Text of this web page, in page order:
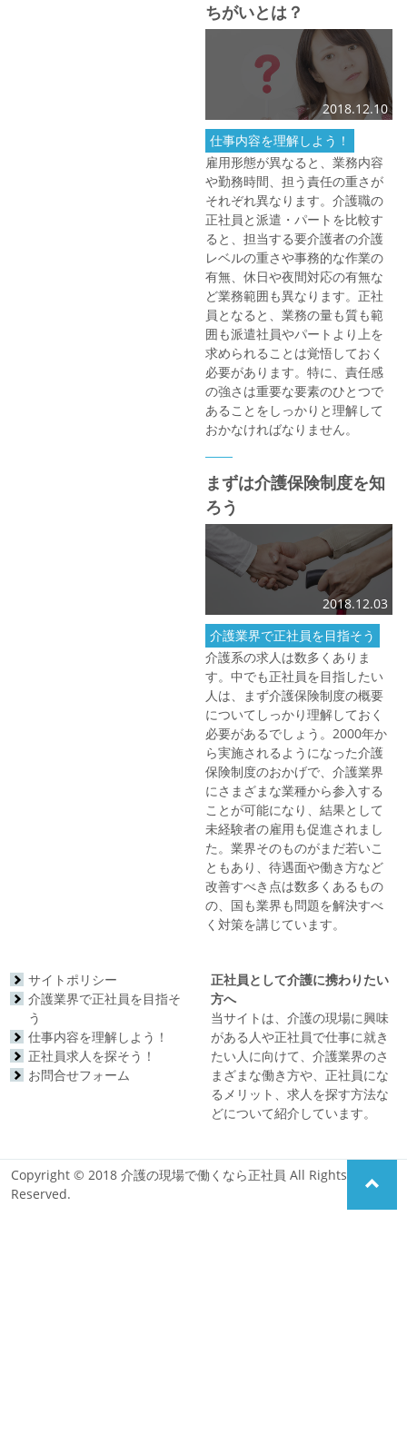
ちがいとは？
2018.12.10
仕事内容を理解しよう！
雇用形態が異なると、業務内容
や勤務時間、担う責任の重さが
それぞれ異なります。介護職の
正社員と派遣・パートを比較す
ると、担当する要介護者の介護
レベルの重さや事務的な作業の
有無、休日や夜間対応の有無な
ど業務範囲も異なります。正社
員となると、業務の量も質も範
囲も派遣社員やパートより上を
求められることは覚悟しておく
必要があります。特に、責任感
の強さは重要な要素のひとつで
あることをしっかりと理解して
おかなければなりません。
まずは介護保険制度を知
ろう
2018.12.03
介護業界で正社員を目指そう
介護系の求人は数多くありま
す。中でも正社員を目指したい
人は、まず介護保険制度の概要
についてしっかり理解しておく
必要があるでしょう。2000年か
ら実施されるようになった介護
保険制度のおかげで、介護業界
にさまざまな業種から参入する
ことが可能になり、結果として
未経験者の雇用も促進されまし
た。業界そのものがまだ若いこ
ともあり、待遇面や働き方など
改善すべき点は数多くあるもの
の、国も業界も問題を解決すべ
く対策を講じています。
サイトポリシー
介護業界で正社員を目指そ
う
仕事内容を理解しよう！
正社員求人を探そう！
お問合せフォーム
正社員として介護に携わりたい
方へ
当サイトは、介護の現場に興味
がある人や正社員で仕事に就き
たい人に向けて、介護業界のさ
まざまな働き方や、正社員にな
るメリット、求人を探す方法な
どについて紹介しています。
Copyright © 2018 介護の現場で働くなら正社員 All Rights
Reserved.